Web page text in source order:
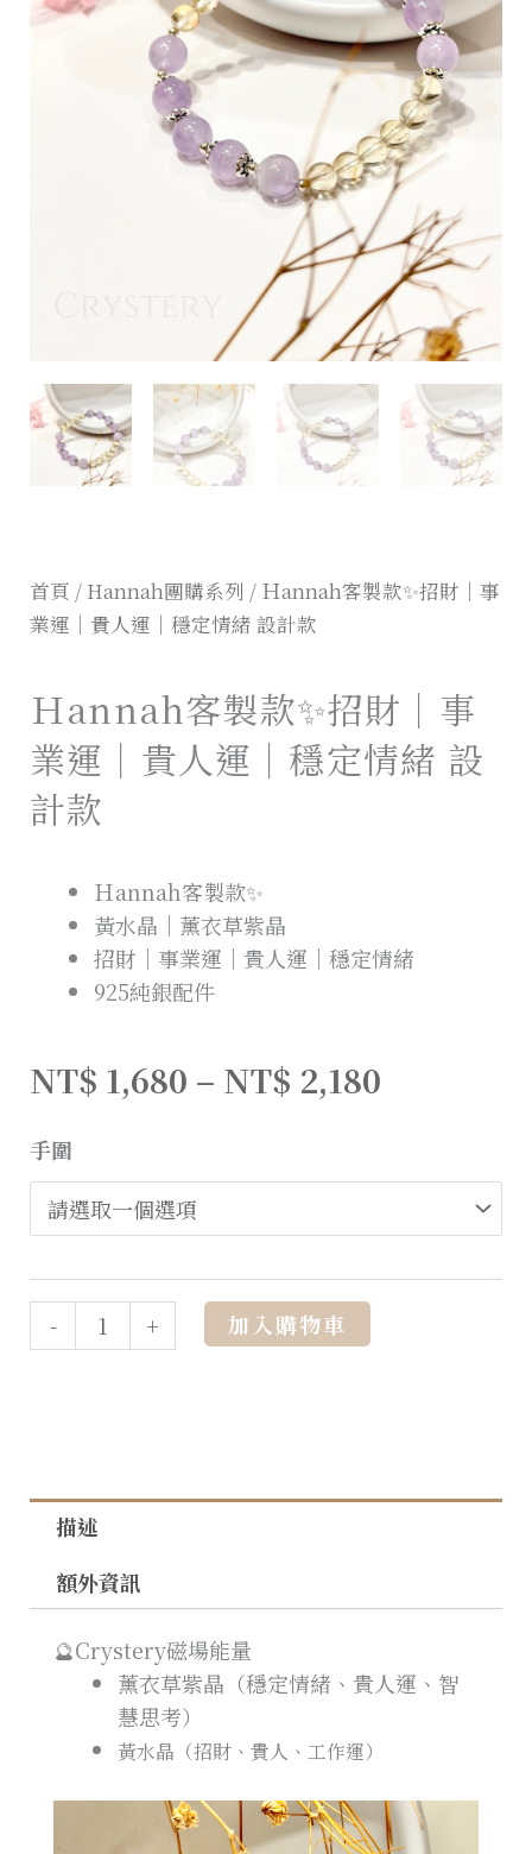
首頁 / Hannah團購系列 / Ｈannah客製款✨招財｜事
業運｜貴人運｜穩定情緒 設計款
Ｈannah客製款✨招財｜事
業運｜貴人運｜穩定情緒 設
計款
Ｈannah客製款✨
黃水晶｜薰衣草紫晶
招財｜事業運｜貴人運｜穩定情緒
925純銀配件
NT$ 1,680 – NT$ 2,180
手圍
- + 加入購物車
描述
額外資訊
🔮Crystery磁場能量
薰衣草紫晶（穩定情緒、貴人運、智
慧思考）
黃水晶（招財、貴人、工作運）